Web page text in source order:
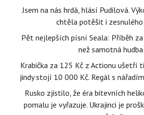
Jsem na nás hrdá, hlásí Pudilová.
chtěla potěšit i
Pět nejlepších písní Seala: Příběh
než samotná hudba
Krabička za 125 Kč z Actionu ušetří
jindy stojí 10 000 Kč. Regál s
Rusko zjistilo, že éra bitevních
pomalu je vyřazuje. Ukrajinci je